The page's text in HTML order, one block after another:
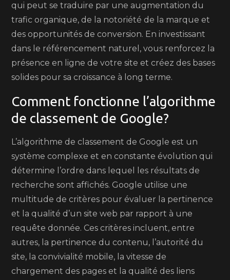
qui peut se traduire par une augmentation du
trafic organique, de la notoriété de la marque et
des opportunités de conversion. En investissant
dans le référencement naturel, vous renforcez la
présence en ligne de votre site et créez des bases
solides pour sa croissance à long terme.
Comment fonctionne l’algorithme
de classement de Google?
L’algorithme de classement de Google est un
système complexe et en constante évolution qui
détermine l’ordre dans lequel les résultats de
recherche sont affichés. Google utilise une
multitude de critères pour évaluer la pertinence
et la qualité d’un site web par rapport à une
requête donnée. Ces critères incluent, entre
autres, la pertinence du contenu, l’autorité du
site, la convivialité mobile, la vitesse de
chargement des pages et la qualité des liens